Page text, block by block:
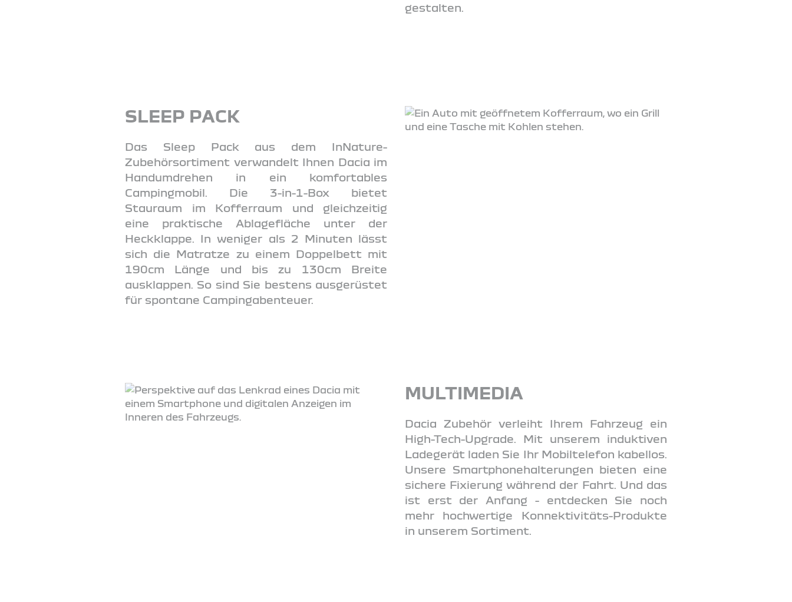
gestalten.
SLEEP PACK
Das Sleep Pack aus dem InNature-
Zubehörsortiment verwandelt Ihnen Dacia im
Handumdrehen in ein komfortables
Campingmobil. Die 3-in-1-Box bietet
Stauraum im Kofferraum und gleichzeitig
eine praktische Ablagefläche unter der
Heckklappe. In weniger als 2 Minuten lässt
sich die Matratze zu einem Doppelbett mit
190cm Länge und bis zu 130cm Breite
ausklappen. So sind Sie bestens ausgerüstet
für spontane Campingabenteuer.
MULTIMEDIA
Dacia Zubehör verleiht Ihrem Fahrzeug ein
High-Tech-Upgrade. Mit unserem induktiven
Ladegerät laden Sie Ihr Mobiltelefon kabellos.
Unsere Smartphonehalterungen bieten eine
sichere Fixierung während der Fahrt. Und das
ist erst der Anfang - entdecken Sie noch
mehr hochwertige Konnektivitäts-Produkte
in unserem Sortiment.